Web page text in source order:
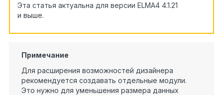
Эта статья актуальна для версии ELMA4 4.1.21
и выше.
Примечание
Для расширения возможностей дизайнера
рекомендуется создавать отдельные модули.
Это нужно для уменьшения размера данных